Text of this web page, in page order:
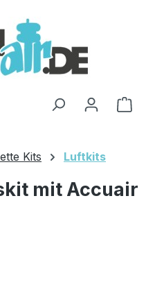
Kits Luftkits
mit Accuair